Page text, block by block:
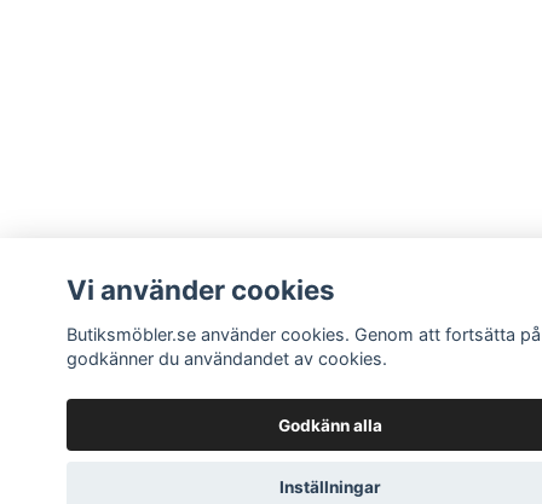
Vi använder cookies
Butiksmöbler.se använder cookies. Genom att fortsätta
godkänner du användandet av cookies.
Godkänn alla
Inställningar